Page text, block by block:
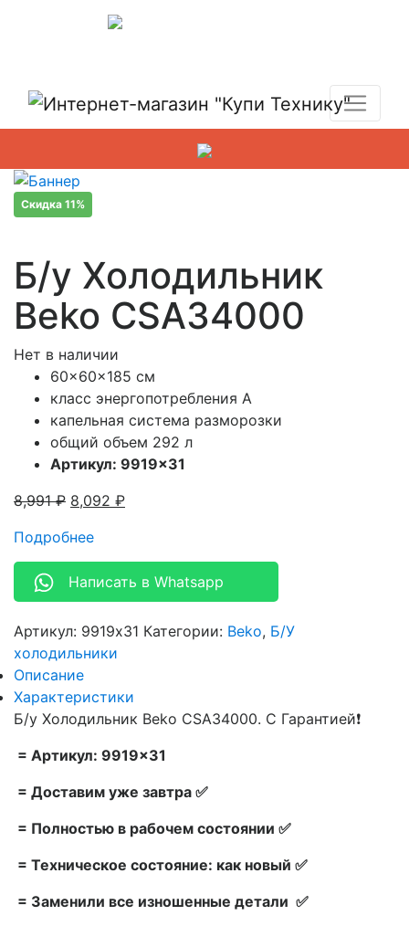
Скидка 11%
Б/у Холодильник
Beko CSA34000
Нет в наличии
60x60x185 см
класс энергопотребления A
капельная система разморозки
общий объем 292 л
Артикул: 9919×31
8,991₽ 8,092 ₽
Подробнее
Написать в Whatsapp
Артикул: 9919x31 Категории: Beko, Б/У
холодильники
Описание
Характеристики
Б/у Холодильник Beko CSA34000. С Гарантией❗
= Артикул: 9919×31
= Доставим уже завтра ✅
= Полностью в рабочем состоянии ✅
= Техническое состояние: как новый ✅
= Заменили все изношенные детали ✅